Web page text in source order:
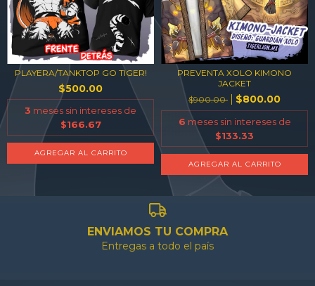
PLAYERA/TANKTOP GO TIGER!
$500.00
3 meses sin intereses de
$166.67
AGREGAR AL CARRITO
PREVENTA XOLO KIMONO
JACKET
$900.00
$800.00
6 meses sin intereses de
$133.33
AGREGAR AL CARRITO
ENVIAMOS TU COMPRA
Entregas a todo el país